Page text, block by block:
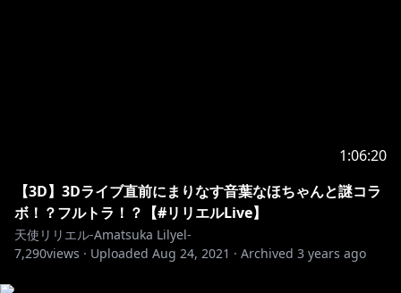
靴紐結ぶ、何気ない今日ですら
一つ積み重ねていたね
判る、ここで見ているから
1:06:20
【3D】3Dライブ直前にまりなす音葉なほちゃんと謎コラ
ボ！？フルトラ！？【#リリエルLive】
天使リリエル-Amatsuka Lilyel-
7,290views · Uploaded Aug 24, 2021 · Archived 3 years ago